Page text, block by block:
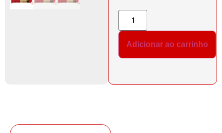
Adicionar ao carrinho